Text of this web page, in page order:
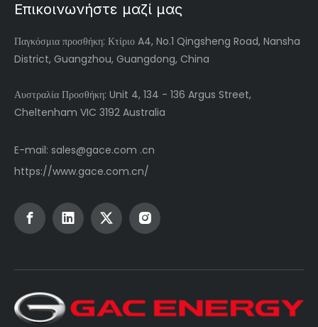
Επικοινωνήστε μαζί μας
Παγκόσμια προσθήκη: Κτίριο A4, No.1 Qingsheng Road, Nansha
District, Guangzhou, Guangdong, China
Αυστραλία Προσθήκη: Unit 4, 134 - 136 Argus Street,
Cheltenham VIC 3192 Australia
E-mail: sales@gace.com .cn
https://www.gace.com.cn/